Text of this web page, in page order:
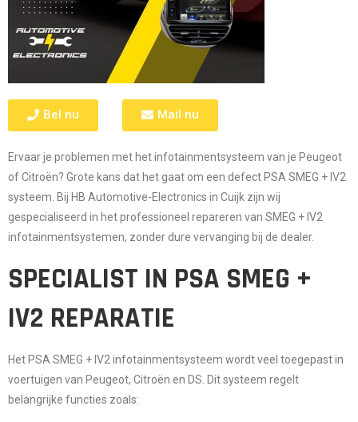
Bel nu Mail nu
Ervaar je problemen met het infotainmentsysteem van je Peugeot
of Citroën? Grote kans dat het gaat om een defectPSA SMEG + IV2
systeem . Bij HB Automotive-Electronics in Cuijk zijn wij
gespecialiseerd in hetprofessioneel repareren van SMEG + IV2
infotainmentsystemen, zonder dure vervanging bij de dealer.
SPECIALIST IN PSA SMEG +
IV2 REPARATIE
HetPSA SMEG + IV2 infotainmentsysteem wordt veel toegepast in
voertuigen van Peugeot, Citroën en DS. Dit systeem regelt
belangrijke functies zoals: